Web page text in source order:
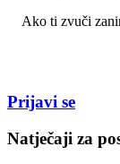
Ako ti zvuči
Prijavi se
Natječaji za